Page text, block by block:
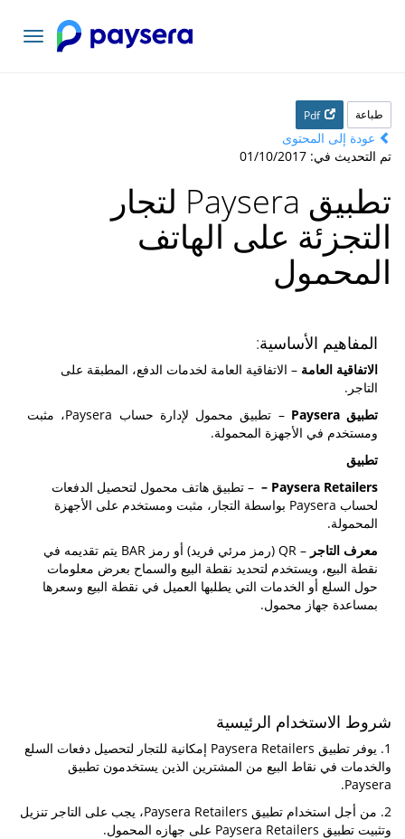
تبديل
التنقل
طباعة Pdf
عودة إلى المحتوى
تم التحديث في: 01/10/2017
تطبيق Paysera لتجار
التجزئة على الهاتف
المحمول
المفاهيم الأساسية:
الاتفاقية العامة – الاتفاقية العامة لخدمات الدفع، المطبقة على
التاجر.
تطبيق Paysera
– تطبيق محمول لإدارة حساب Paysera، مثبت
ومستخدم في الأجهزة المحمولة.
تطبيق
Paysera Retailers
– – تطبيق هاتف محمول لتحصيل الدفعات
لحساب Paysera بواسطة التجار، مثبت ومستخدم على الأجهزة
المحمولة.
معرف التاجر
– QR (رمز مرئي فريد) أو رمز BAR يتم تقديمه في
نقطة البيع، ويستخدم لتحديد نقطة البيع والسماح بعرض معلومات
حول السلع أو الخدمات التي يطلبها العميل في نقطة البيع وسعرها
بمساعدة جهاز محمول.
شروط الاستخدام الرئيسية
1. يوفر تطبيق Paysera Retailers إمكانية للتجار لتحصيل دفعات السلع
والخدمات في نقاط البيع من المشترين الذين يستخدمون تطبيق
Paysera.
2. من أجل استخدام تطبيق Paysera Retailers، يجب على التاجر تنزيل
وتثبيت تطبيق Paysera Retailers على جهازه المحمول.